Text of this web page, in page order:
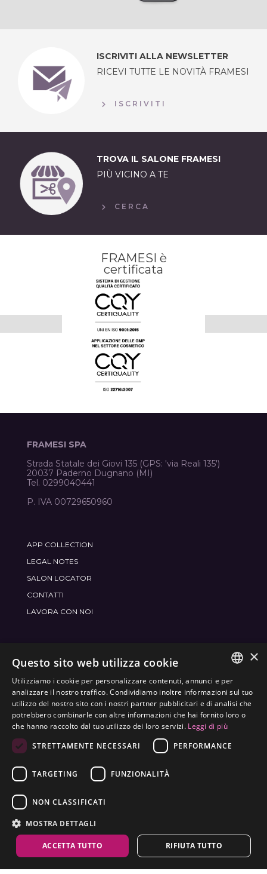
ISCRIVITI ALLA NEWSLETTER
RICEVI TUTTE LE NOVITÀ FRAMESI
ISCRIVITI
TROVA IL SALONE FRAMESI
PIÙ VICINO A TE
CERCA
FRAMESI è
certificata
FRAMESI SPA
Strada Statale dei Giovi 135 (GPS: 'via Reali 135')
20037 Paderno Dugnano (MI)
Tel. 0299040441
P. IVA 00729650960
APP COLLECTION
LEGAL NOTES
SALON LOCATOR
CONTATTI
LAVORA CON NOI
ENTRA NEL MONDO FRAMESI SOCIAL
ETICHETTATURA AMBIENTALE
OTTIMIZZA L'IMPATTO AMBIENTALE DEI NOSTRI
ITALIAN
ENGLISH
SPANISH
CZECH
×
Questo sito web utilizza cookie
Utilizziamo i cookie per personalizzare contenuti, annunci e per
analizzare il nostro traffico. Condividiamo inoltre informazioni sul tuo
utilizzo del nostro sito con i nostri partner pubblicitari e di analisi che
potrebbero combinarle con altre informazioni che hai fornito loro o
che hanno raccolto dal tuo utilizzo dei loro servizi. Leggi di più
STRETTAMENTE NECESSARI
PERFORMANCE
TARGETING FUNZIONALITÀ
NON CLASSIFICATI
MOSTRA DETTAGLI
ACCETTA TUTTO RIFIUTA TUTTO